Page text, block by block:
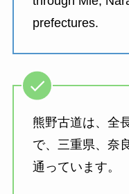
prefectures.
熊野古道は、全
で、三重県、奈
通っています。